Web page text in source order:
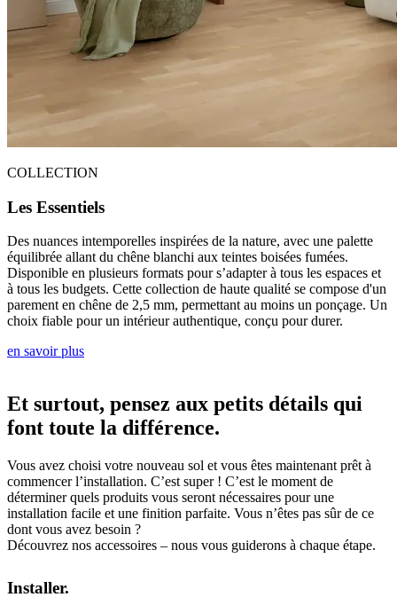
COLLECTION
Les Essentiels
Des nuances intemporelles inspirées de la nature, avec une palette
équilibrée allant du chêne blanchi aux teintes boisées fumées.
Disponible en plusieurs formats pour s’adapter à tous les espaces et
à tous les budgets. Cette collection de haute qualité se compose d'un
parement en chêne de 2,5 mm, permettant au moins un ponçage. Un
choix fiable pour un intérieur authentique, conçu pour durer.
en savoir plus
Et surtout, pensez aux petits détails qui
font toute la différence.
Vous avez choisi votre nouveau sol et vous êtes maintenant prêt à
commencer l’installation. C’est super ! C’est le moment de
déterminer quels produits vous seront nécessaires pour une
installation facile et une finition parfaite. Vous n’êtes pas sûr de ce
dont vous avez besoin ?
Découvrez nos accessoires – nous vous guiderons à chaque étape.
Installer.